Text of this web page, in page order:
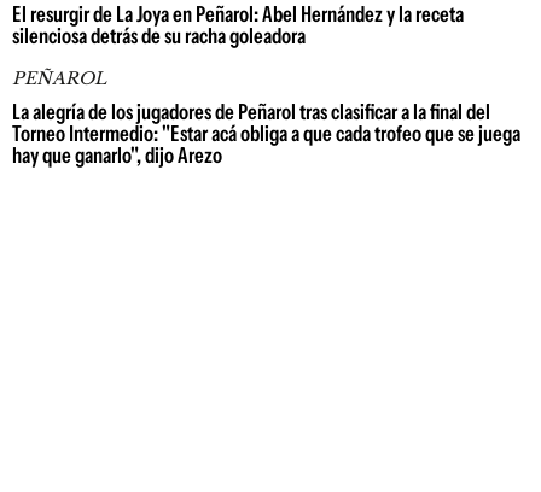
El resurgir de La Joya en Peñarol: Abel Hernández y la receta
silenciosa detrás de su racha goleadora
PEÑAROL
La alegría de los jugadores de Peñarol tras clasificar a la final del
Torneo Intermedio: "Estar acá obliga a que cada trofeo que se juega
hay que ganarlo", dijo Arezo